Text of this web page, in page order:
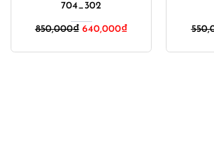
704_302
850,000₫ 640,000₫